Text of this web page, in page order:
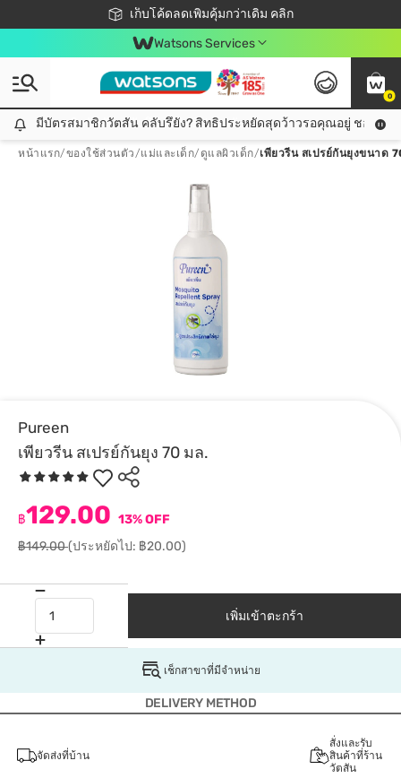
เก็บโค้ดลดเพิ่มคุ้มกว่าเดิม คลิก
ชอปออนไลน์ครั้งแรก ลดเพิ่มจุก ๆ 10%! 🎉
📦ส่งฟรี! เมื่อชอป 499฿
สมาชิกวัตสัน คลับดียังไง?
Watsons Services
0
มีบัตรสมาชิกวัตสัน คลับรึยัง? สิทธิประหยัดสุดว้าวรอคุณอยู่ ชอปคุ้มกว่าเดิม คลิก!
มีบัตรสมาชิกวัตสัน คลับรึยัง? สิทธิประหยัดสุดว้าวรอคุณอยู่ ชอปคุ้มก
หน้าแรก/ของใช้ส่วนตัว/แม่และเด็ก/ ดูแลผิวเด็ก/เพียวรีน สเปรย์กันยุงขนาด
Pureen
เพียวรีน สเปรย์กันยุง 70 มล.
฿129.00 13% OFF
฿149.00(ประหยัดไป: ฿20.00)
เพิ่มเข้าตะกร้า
เช็กสาขาที่มีจำหน่าย
DELIVERY METHOD
จัดส่งที่บ้าน
สั่งและรับ
สินค้าที่ร้าน
วัตสัน